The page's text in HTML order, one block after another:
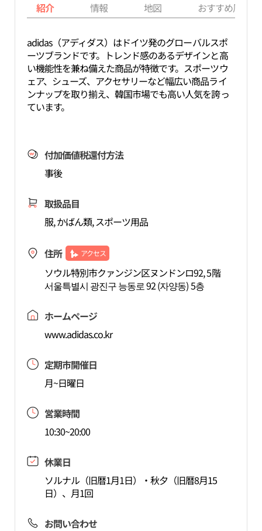
紹介 情報 地図 おすすめ周辺
adidas（アディダス）はドイツ発のグローバルスポ
ーツブランドです。トレンド感のあるデザインと高
い機能性を兼ね備えた商品が特徴です。スポーツウ
ェア、シューズ、アクセサリーなど幅広い商品ライ
ンナップを取り揃え、韓国市場でも高い人気を誇っ
ています。
付加価値税還付方法
事後
取扱品目
服, かばん類, スポーツ用品
住所 アクセス
ソウル特別市クァンジン区ヌンドンロ92, 5階
서울특별시 광진구 능동로 92 (자양동) 5층
ホームページ
www.adidas.co.kr
定期市開催日
月~日曜日
営業時間
10:30~20:00
休業日
ソルナル（旧暦1月1日）・秋夕（旧暦8月15
日）、月1回
お問い合わせ